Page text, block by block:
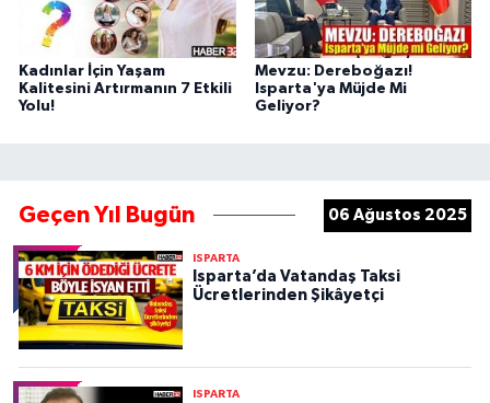
Kadınlar İçin Yaşam
Kalitesini Artırmanın 7 Etkili
Yolu!
Mevzu: Dereboğazı!
Isparta'ya Müjde Mi
Geliyor?
Geçen Yıl Bugün 06 Ağustos 2025
ISPARTA
Isparta’da Vatandaş Taksi
Ücretlerinden Şikâyetçi
ISPARTA